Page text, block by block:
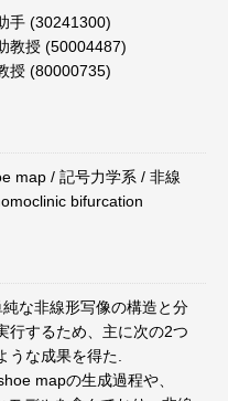
手 (30241300)
教授 (50004487)
授 (80000735)
map / 記号力学系 / 非線
bifurcation
な非線形写像の構造と分
行するため、主に次の2つ
うな成果を得た.
mapの生成過程や、